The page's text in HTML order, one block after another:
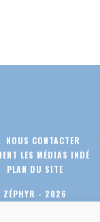
NOUS CONTACTER
LES MÉDIAS INDÉ
PLAN DU SITE
ZÉPHYR - 2026